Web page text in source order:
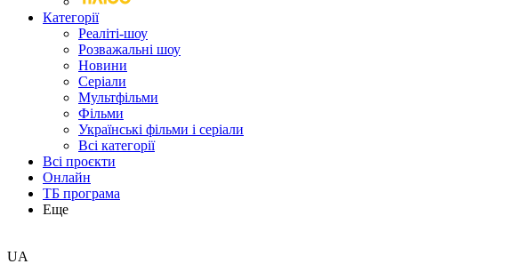
Категорії
Реаліті-шоу
Розважальні шоу
Новини
Серіали
Мультфільми
Фільми
Українські фільми і серіали
Всі категорії
Всі проєкти
Онлайн
ТБ програма
Еще
UA